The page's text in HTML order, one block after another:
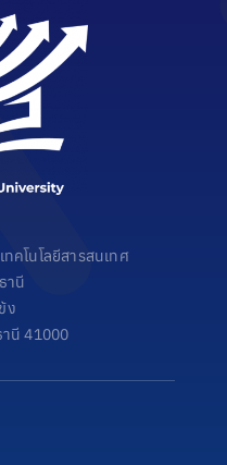
คโนโลยีสารสนเทศ
านี
ง
านี 41000